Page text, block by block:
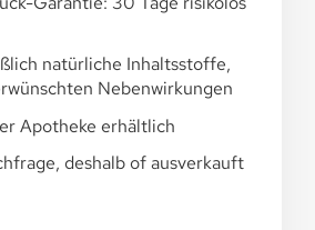
natürliche Inhaltsstoffe,
Nebenwirkungen
Apotheke erhältlich
deshalb of ausverkauft